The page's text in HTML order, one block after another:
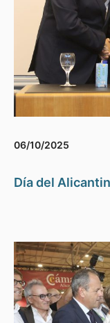
06/10/2025
Día del